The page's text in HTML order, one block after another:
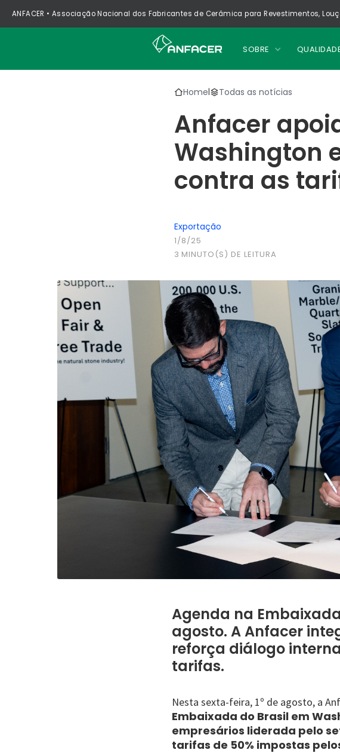
ANFACER • Associação Nacional dos Fabricantes de Cerâmica para Revestimentos,
SOBRE
Home| Todas as notícias
Anfacer
Washington
contra as
Exportação
1/8/25
3 MINUTO(S) DE LEITURA
Agenda na
agosto. A Anfacer
reforça diálogo
tarifas.
Nesta sexta-feira, 1º de agosto, a
Embaixada do Brasil em
empresários liderada pelo
tarifas de 50% impostas